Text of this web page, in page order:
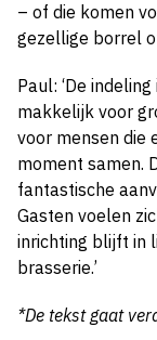
– of die komen
gezellige borrel
Paul: ‘De
makkelijk voor
voor mensen die
moment samen.
fantastische
Gasten voelen
inrichting blijft in
brasserie.’
*De tekst gaat